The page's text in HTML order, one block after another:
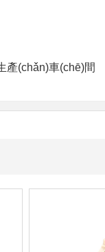
產(chǎn)車(chē)間